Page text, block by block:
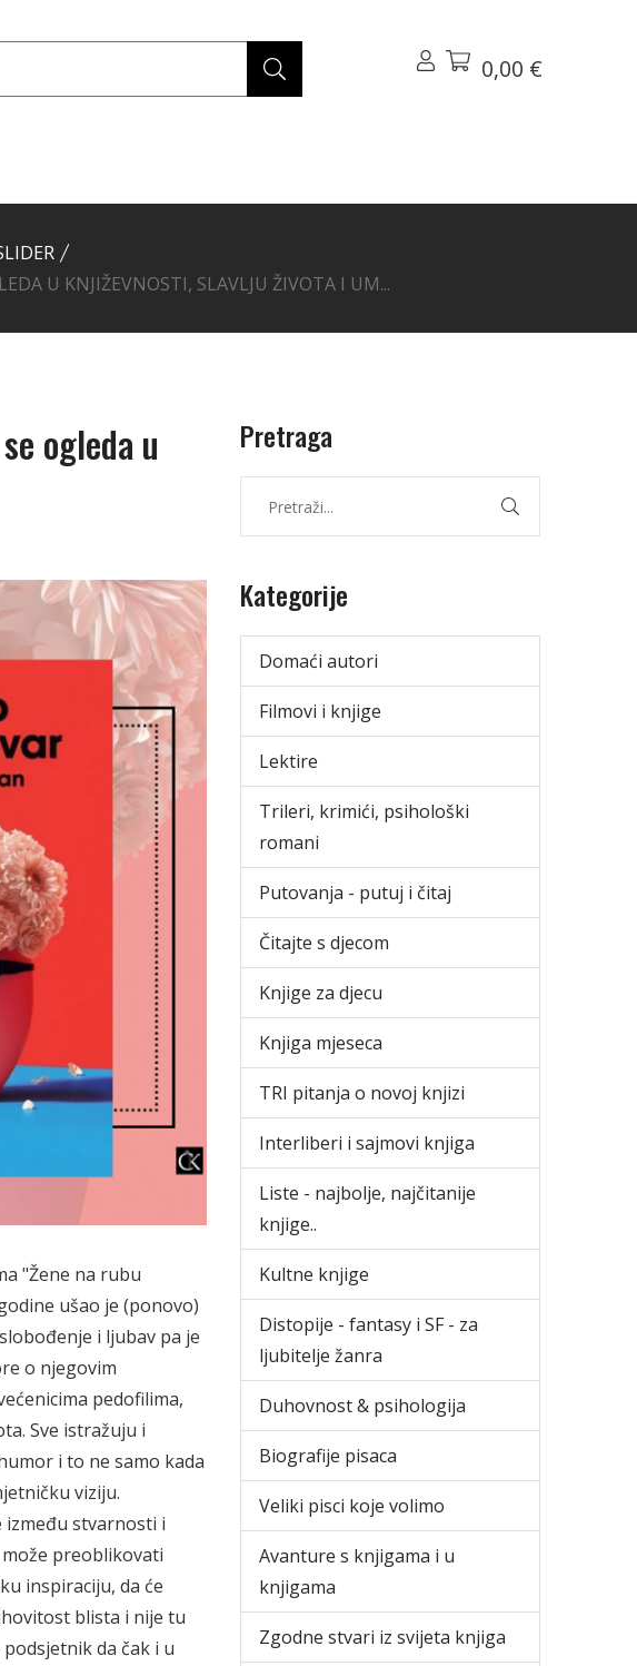
0,00 €
U KNJIŽEVNOSTI, SLAVLJU ŽIVOTA I UM...
ogleda u
"Žene na rubu
ušao je (ponovo)
i ljubav pa je
o njegovim
pedofilima,
Sve istražuju i
i to ne samo kada
viziju.
između stvarnosti i
preoblikovati
inspiraciju, da će
blista i nije tu
da čak i u
Pretraga
Kategorije
Domaći autori
Filmovi i knjige
Lektire
Trileri, krimići, psihološki
romani
Putovanja - putuj i čitaj
Čitajte s djecom
Knjige za djecu
Knjiga mjeseca
TRI pitanja o novoj knjizi
Interliberi i sajmovi knjiga
Liste - najbolje, najčitanije
knjige..
Kultne knjige
Distopije - fantasy i SF - za
ljubitelje žanra
Duhovnost & psihologija
Biografije pisaca
Veliki pisci koje volimo
Avanture s knjigama i u
knjigama
Zgodne stvari iz svijeta knjiga